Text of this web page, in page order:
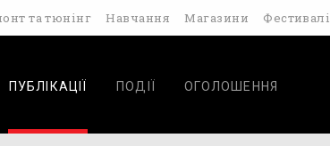
та тюнінг Навчання Магазини Фестивалі
ПУБЛІКАЦІЇ ПОДІЇ ОГОЛОШЕННЯ